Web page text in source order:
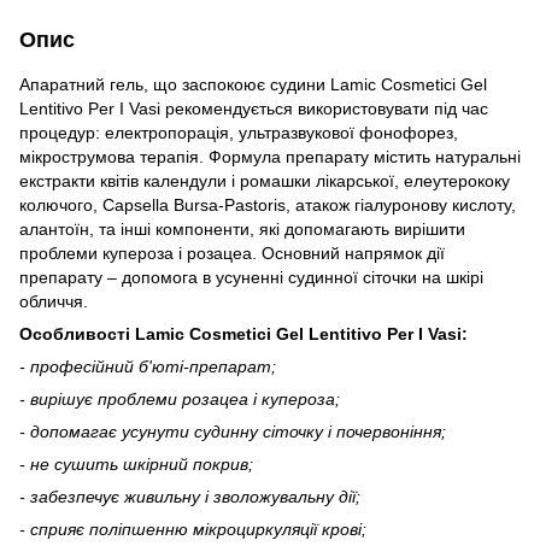
Опис
Апаратний гель, що заспокоює судини Lamic Cosmetici Gel
Lentitivo Per I Vasi рекомендується використовувати під час
процедур: електропорація, ультразвукової фонофорез,
мікрострумова терапія. Формула препарату містить натуральні
екстракти квітів календули і ромашки лікарської, елеутерококу
колючого, Capsella Bursa-Pastoris, атакож гіалуронову кислоту,
алантоїн, та інші компоненти, які допомагають вирішити
проблеми купероза і розацеа. Основний напрямок дії
препарату – допомога в усуненні судинної сіточки на шкірі
обличчя.
Особливості Lamic Cosmetici Gel Lentitivo Per I Vasi:
- професійний б'юті-препарат;
- вирішує проблеми розацеа і купероза;
- допомагає усунути судинну сіточку і почервоніння;
- не сушить шкірний покрив;
- забезпечує живильну і зволожувальну дії;
- сприяє поліпшенню мікроциркуляції крові;